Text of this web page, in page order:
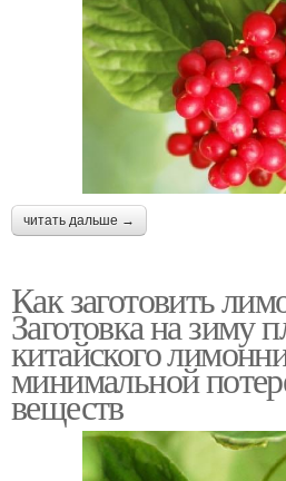
читать дальше →
Как заготовить
Заготовка на зиму
китайского
минимальной
веществ